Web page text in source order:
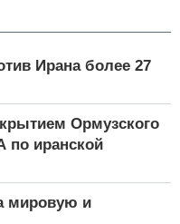
Ирана более 27
Ормузского
по иранской
мировую и